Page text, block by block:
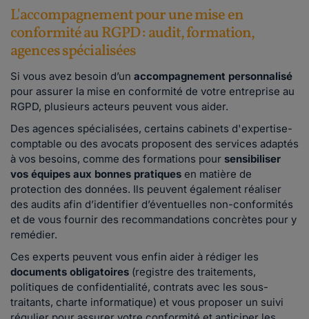
L'accompagnement pour une mise en
conformité au RGPD : audit, formation,
agences spécialisées
Si vous avez besoin d’un accompagnement personnalisé
pour assurer la mise en conformité de votre entreprise au
RGPD, plusieurs acteurs peuvent vous aider.
Des agences spécialisées, certains cabinets d'expertise-
comptable ou des avocats proposent des services adaptés
à vos besoins, comme des formations pour sensibiliser
vos équipes aux bonnes pratiques en matière de
protection des données. Ils peuvent également réaliser
des audits afin d’identifier d’éventuelles non-conformités
et de vous fournir des recommandations concrètes pour y
remédier.
Ces experts peuvent vous enfin aider à rédiger les
documents obligatoires (registre des traitements,
politiques de confidentialité, contrats avec les sous-
traitants, charte informatique) et vous proposer un suivi